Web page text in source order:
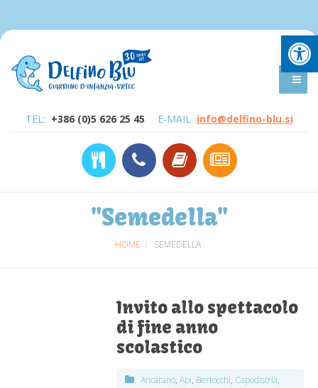
TEL: +386 (0)5 626 25 45 E-MAIL info@delfino-blu.si
"Semedella"
HOME SEMEDELLA
Invito allo spettacolo
di fine anno
scolastico
Ancarano,Api, Bertocchi, Capodistria,